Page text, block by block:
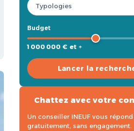
Budget
1 000 000 € et +
Lancer la
Chattez avec votre
Un conseiller INEUF vous répond
gratuitement, sans engagement.